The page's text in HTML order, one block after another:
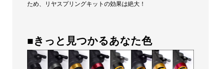
ため、リヤスプリングキットの効果は絶大！
■きっと見つかるあなた色